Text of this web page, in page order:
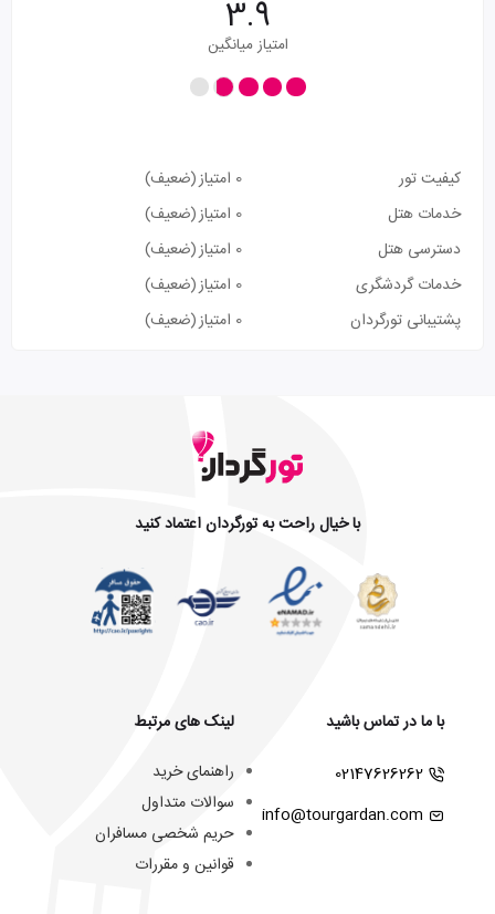
3.9
امتیاز میانگین
کیفیت تور 0 امتیاز
(ضعیف)
خدمات هتل
0 امتیاز
(ضعیف)
دسترسی هتل
0 امتیاز
(ضعیف)
خدمات گردشگری
0 امتیاز
(ضعیف)
پشتیبانی تورگردان
0 امتیاز (ضعیف)
با خیال راحت به تورگردان اعتماد کنید
با ما در تماس باشید
02147626262
info@tourgardan.com
لینک های مرتبط
راهنمای خرید
سوالات متداول
حریم شخصی مسافران
قوانین و مقررات